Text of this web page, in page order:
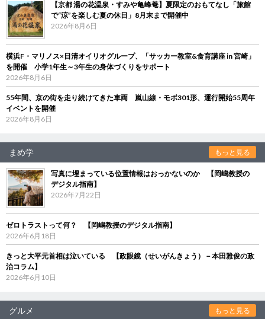
【京都 湯の花温泉・すみや亀峰菴】夏限定のおもてなし「旅館
で“涼”を楽しむ夏の休日」8月末まで開催中
2026年8月6日
横浜F・マリノス×日清オイリオグループ、「サッカー教室&食育講座 in 宮崎」
を開催 小学1年生～3年生の身体づくりをサポート
2026年8月6日
55年間、京の街を走り続けてきた車両 嵐山線・モボ301形、運行開始55周年
イベントを開催
2026年8月6日
まめ学 もっと見る
写真に埋まっている位置情報はおっかないのか 【岡嶋教授の
デジタル指南】
2026年7月22日
ゼロトラストって何？ 【岡嶋教授のデジタル指南】
2026年6月18日
きっと大平元首相は泣いている 【政眼鏡（せいがんきょう）－本田雅俊の政
治コラム】
2026年6月10日
グルメ もっと見る